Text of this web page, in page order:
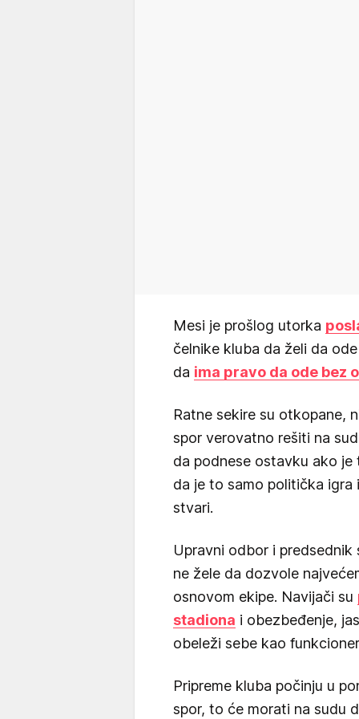
Mesi je prošlog utorka
čelnike kluba da želi da
da ima pravo da ode bez
Ratne sekire su otkopane,
spor verovatno rešiti na
da podnese ostavku ako
da je to samo politička igra
stvari.
Upravni odbor i
ne žele da dozvole
osnovom ekipe. Navijači su
stadiona i obezbeđenje,
obeleži sebe kao
Pripreme kluba počinju u
spor, to će morati na sudu